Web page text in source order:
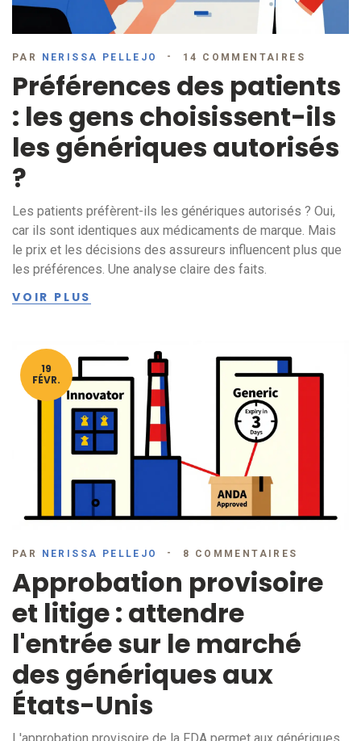
PAR NERISSA PELLEJO 14 COMMENTAIRES
Préférences des patients
: les gens choisissent-ils
les génériques autorisés
?
Les patients préfèrent-ils les génériques autorisés ? Oui,
car ils sont identiques aux médicaments de marque. Mais
le prix et les décisions des assureurs influencent plus que
les préférences. Une analyse claire des faits.
VOIR PLUS
19
FÉVR.
PAR NERISSA PELLEJO 8 COMMENTAIRES
Approbation provisoire
et litige : attendre
l'entrée sur le marché
des génériques aux
États-Unis
L'approbation provisoire de la FDA permet aux génériques